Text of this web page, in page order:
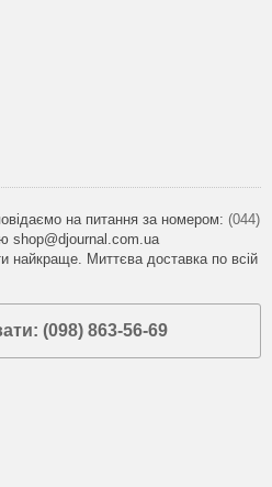
на питання за номером: (044)
shop@djournal.com.ua
найкраще. Миттєва доставка по всій
(098) 863-56-69